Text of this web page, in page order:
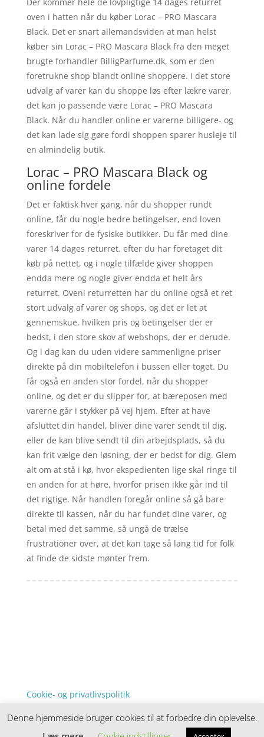
oven i hatten når du køber Lorac – PRO Mascara
Black. Det er snart allemandsviden at man helst
køber sin Lorac – PRO Mascara Black fra den meget
brugte forhandler BilligParfume.dk, som er den
foretrukne shop blandt online shoppere. I det store
udvalg af varer kan du shoppe løs efter lækre varer,
det kan jo passende være Lorac – PRO Mascara
Black. Når du handler online er varerne billigere- og
det kan lade sig gøre fordi shoppen sparer husleje til
en almindelig butik.
Lorac – PRO Mascara Black og
online fordele
Det er faktisk hver gang, når du shopper rundt
online, får du nogle bedre betingelser, end loven
foreskriver for de fysiske butikker. Du får med dine
varer 14 dages returret. efter du har foretaget dit
køb på nettet, og i nogle tilfælde giver shoppen
endda mere og nogle giver endda et helt års
returret. Oveni returretten har du online også et ret
stort udvalg af varer og shops, og det er let at
gennemskue, hvilken pris og betingelser der er
bedst, i den store skov af webshops, der er derude.
Og i dag kan du uden videre sammenligne priser
direkte på din mobiltelefon i bussen eller toget. Du
får også en anden stor fordel, når du shopper
online, og det er du slipper for, at bæreposen med
varerne går i stykker på vej hjem. Efter at have
afsluttet din handel, bliver dine varer sendt til dig,
eller de kan blive sendt til din arbejdsplads, så du
kan frit vælge den løsning, der er bedst for dig. Glem
alt om at stå i kø, hvor ekspedienten lige skal ringe til
en anden for at høre, hvorfor prisen ikke går ind til
det rigtige. Når handlen foregår online så gå bare
direkte til kassen, når du har fundet dine varer, og
betal med det samme, så ungå de trælse
frustrationer over, at det kan tage så lang tid for folk
at finde de sidste mønter frem.
Cookie- og privatlivspolitik
Denne hjemmeside samler et bredt udvalg af
Denne hjemmeside bruger cookies til at forbedre din oplevelse.